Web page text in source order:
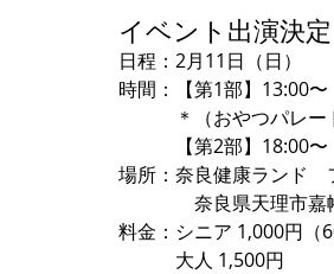
イベント出演決
日程：2月11日（日）
時間：【第1部】13:00〜
＊（おやつパレー
【第2部】18:00〜
場所：奈良健康ランド
奈良県天理市嘉
料金：シニア 1,000円
大人 1,500円